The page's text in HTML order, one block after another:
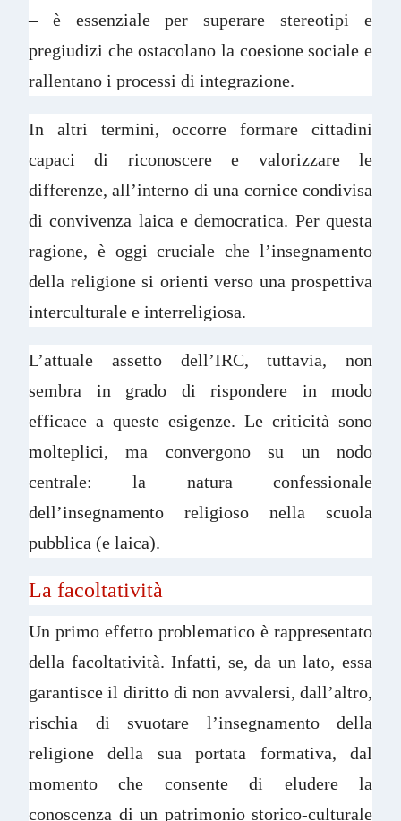
– è essenziale per superare stereotipi e
pregiudizi che ostacolano la coesione sociale e
rallentano i processi di integrazione.
In altri termini, occorre formare cittadini
capaci di riconoscere e valorizzare le
differenze, all’interno di una cornice condivisa
di convivenza laica e democratica. Per questa
ragione, è oggi cruciale che l’insegnamento
della religione si orienti verso una prospettiva
interculturale e interreligiosa.
L’attuale assetto dell’IRC, tuttavia, non
sembra in grado di rispondere in modo
efficace a queste esigenze. Le criticità sono
molteplici, ma convergono su un nodo
centrale: la natura confessionale
dell’insegnamento religioso nella scuola
pubblica (e laica).
La facoltatività
Un primo effetto problematico è rappresentato
della facoltatività. Infatti, se, da un lato, essa
garantisce il diritto di non avvalersi, dall’altro,
rischia di svuotare l’insegnamento della
religione della sua portata formativa, dal
momento che consente di eludere la
conoscenza di un patrimonio storico-culturale